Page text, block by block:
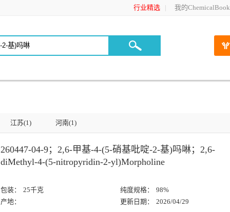
行业精选 我的ChemicalBook
江苏(1) 河南(1)
260447-04-9；2,6-甲基-4-(5-硝基吡啶-2-基)吗啉；2,6-
diMethyl-4-(5-nitropyridin-2-yl)Morpholine
包装： 25千克 纯度规格：
98%
产地：
更新日期：
2026/04/29